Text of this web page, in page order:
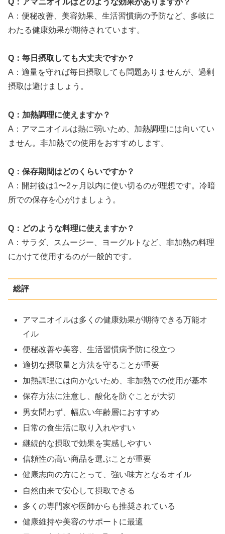
A：便秘改善、美容効果、生活習慣病の予防など、多岐に
わたる健康効果が期待されています。
Q：毎日摂取しても大丈夫ですか？
A：適量を守れば毎日摂取しても問題ありませんが、過剰
摂取は避けましょう。
Q：加熱調理に使えますか？
A：アマニオイルは熱に弱いため、加熱調理には向いてい
ません。非加熱での使用をおすすめします。
Q：保存期間はどのくらいですか？
A：開封後は1〜2ヶ月以内に使い切るのが理想です。冷暗
所での保存を心がけましょう。
Q：どのような料理に使えますか？
A：サラダ、スムージー、ヨーグルトなど、非加熱の料理
にかけて使用するのが一般的です。
総評
アマニオイルは多くの健康効果が期待できる万能オ
イル
便秘改善や美容、生活習慣病予防に役立つ
適切な摂取量と方法を守ることが重要
加熱調理には向かないため、非加熱での使用が基本
保存方法に注意し、酸化を防ぐことが大切
男女問わず、幅広い年齢層におすすめ
日常の食生活に取り入れやすい
継続的な摂取で効果を実感しやすい
信頼性の高い商品を選ぶことが重要
健康志向の方にとって、強い味方となるオイル
自然由来で安心して摂取できる
多くの専門家や医師からも推奨されている
健康維持や美容のサポートに最適